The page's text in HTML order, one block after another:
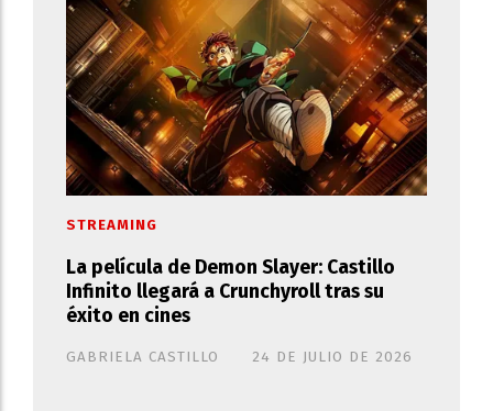
La película de Demon Slayer: Castillo
Infinito llegará a Crunchyroll tras su
éxito en cines
GABRIELA CASTILLO
STREAMING
24 DE JULIO DE 2026